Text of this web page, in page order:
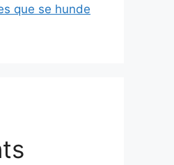
que se hunde